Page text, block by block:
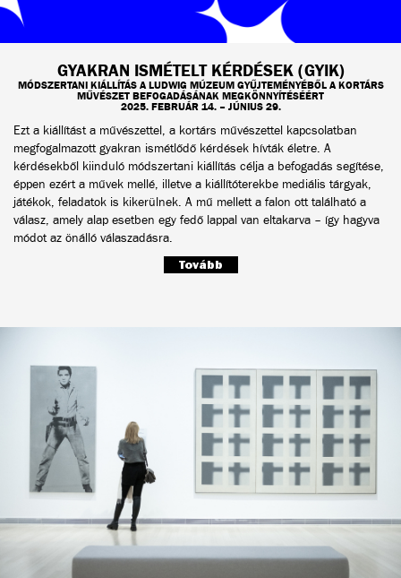
GYAKRAN ISMÉTELT KÉRDÉSEK (GYIK)
MÓDSZERTANI KIÁLLÍTÁS A LUDWIG MÚZEUM GYŰJTEMÉNYÉBŐL A KORTÁRS
MŰVÉSZET BEFOGADÁSÁNAK MEGKÖNNYÍTÉSÉÉRT
2025. FEBRUÁR 14. – JÚNIUS 29.
Ezt a kiállítást a művészettel, a kortárs művészettel kapcsolatban
megfogalmazott gyakran ismétlődő kérdések hívták életre. A
kérdésekből kiinduló módszertani kiállítás célja a befogadás segítése,
éppen ezért a művek mellé, illetve a kiállítóterekbe mediális tárgyak,
játékok, feladatok is kikerülnek. A mű mellett a falon ott található a
válasz, amely alap esetben egy fedő lappal van eltakarva – így hagyva
módot az önálló válaszadásra.
Tovább